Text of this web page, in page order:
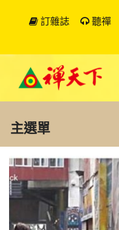
訂雜誌 聽禪
主選單